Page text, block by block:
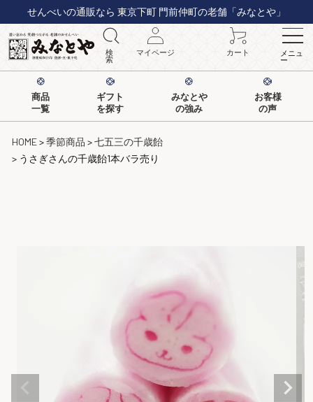
せんべいの通販なら 東京下町 門前仲町の老舗「みなとや」
検
索
マイページ カート メニュ
ー
商品
一覧
ギフト
を探す
みなとや
の強み
お客様
の声
HOME 季節商品
七五三の千歳飴
うさぎさんの千歳飴1本バラ売り